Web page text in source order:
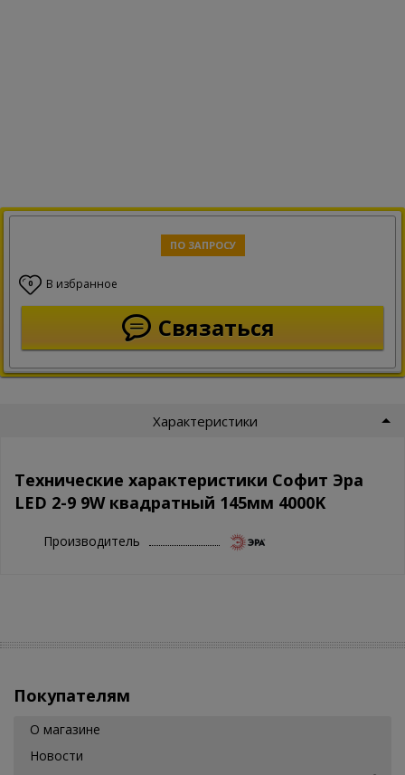
ПО ЗАПРОСУ
0 В избранное
Связаться
Характеристики
Технические характеристики Софит Эра
LED 2-9 9W квадратный 145мм 4000K
Производитель
Покупателям
О магазине
Новости